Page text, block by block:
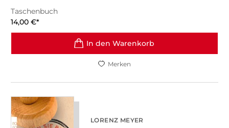
Taschenbuch
14,00 €*
In den Warenkorb
Merken
LORENZ MEYER